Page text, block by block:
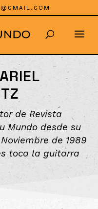
de Revista
Mundo desde su
de 1989
toca la guitarra